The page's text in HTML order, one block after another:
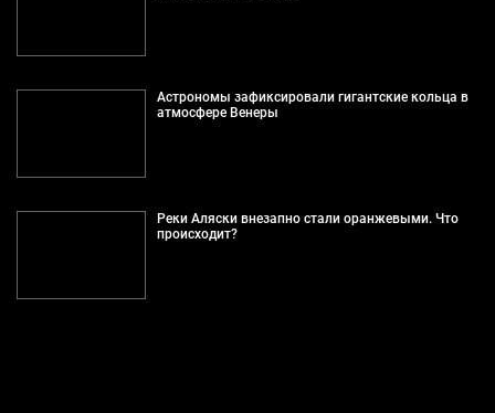
Астрономы зафиксировали гигантские кольца в
атмосфере Венеры
Реки Аляски внезапно стали оранжевыми. Что
происходит?